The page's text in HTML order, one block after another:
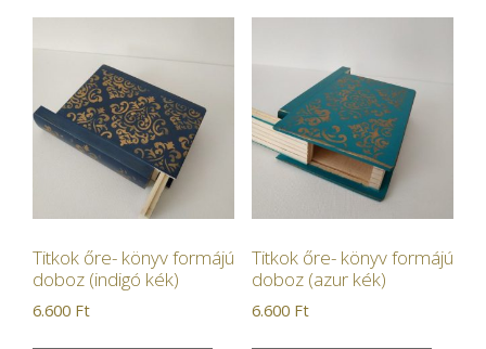
Titkok őre- könyv formájú
doboz (indigó kék)
6.600 Ft
Titkok őre- könyv formájú
doboz (azur kék)
6.600 Ft